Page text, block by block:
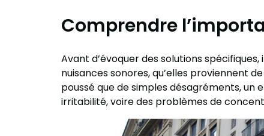
Comprendre
Avant d’évoquer des solutions
nuisances sonores, qu’elles proviennent
poussé que de simples désagréments,
irritabilité, voire des problèmes de